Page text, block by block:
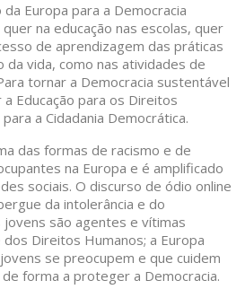
Europa para a Democracia
na educação nas escolas, quer
de aprendizagem das práticas
da vida, como nas atividades de
tornar a Democracia sustentável
Educação para os Direitos
a Cidadania Democrática.
das formas de racismo e de
na Europa e é amplificado
sociais. O discurso de ódio online
da intolerância e do
são agentes e vítimas
Direitos Humanos; a Europa
se preocupem e que cuidem
forma a proteger a Democracia.